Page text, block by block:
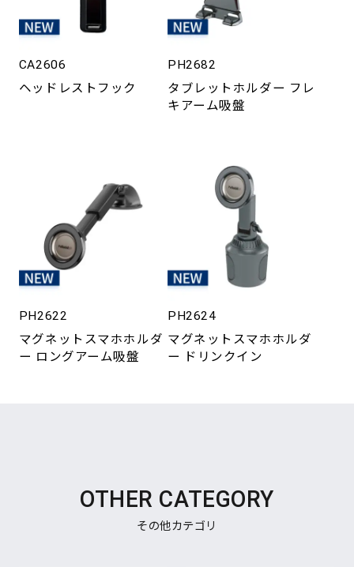
CA2606
ヘッドレストフック
PH2682
タブレットホルダー フレ
キアーム吸盤
PH2622
マグネットスマホホルダ
ー ロングアーム吸盤
PH2624
マグネットスマホホルダ
ー ドリンクイン
OTHER CATEGORY
その他カテゴリ